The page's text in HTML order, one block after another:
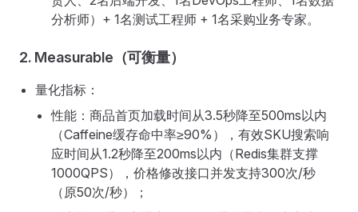
分析师）+ 1名测试工程师 + 1名采购业务专家。
2. Measurable（可衡量）
量化指标：
性能：商品首页加载时间从3.5秒降至500ms以内
（Caffeine缓存命中率≥90%），有效SKU搜索响
应时间从1.2秒降至200ms以内（Redis集群支撑
1000QPS），价格修改接口并发支持300次/秒
（原50次/秒）；